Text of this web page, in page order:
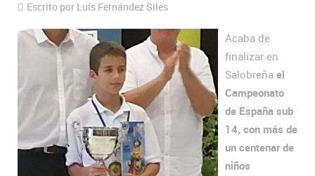
Escrito por Luís Fernández Siles
Acaba de
finalizar en
Salobreña el
Campeonato
de España sub
14, con más de
un centenar de
niños